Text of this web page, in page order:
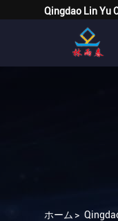
Qingdao Lin Yu
ホーム >